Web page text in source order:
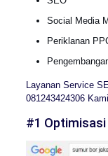
Social Media
Periklanan
Layanan Service
081243424306
#1